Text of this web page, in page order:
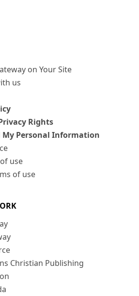
on Your Site
us
Rights
My Personal Information
use
of use
Christian Publishing